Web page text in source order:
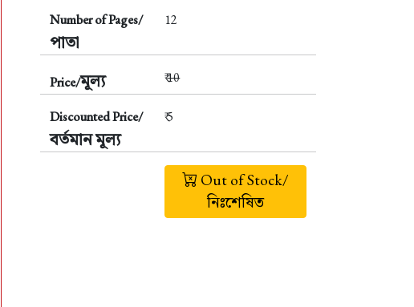
Number of Pages/
পাতা
12
Price/মূল্য ₹10
Discounted Price/
বর্তমান মূল্য
₹ 5
Out of Stock/
নিঃশেষিত